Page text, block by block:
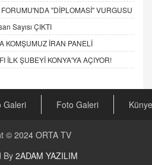
"DİPLOMASİ" VURGUSU
Sayısı ÇIKTI
KOMŞUMUZ İRAN PANELİ
İLK ŞUBEYİ KONYA'YA AÇIYOR!
Galeri Foto Galeri Künye
© 2024 ORTA TV
By 2ADAM YAZILIM